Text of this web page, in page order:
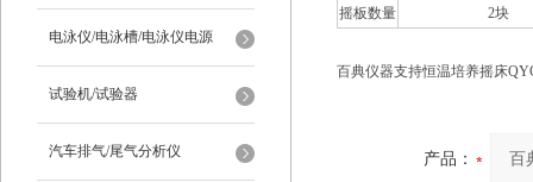
电泳仪/电泳槽/电泳仪电源
试验机/试验器
汽车排气/尾气分析仪
摇板数量
2块
百典仪器支持恒温培养摇床
产品：